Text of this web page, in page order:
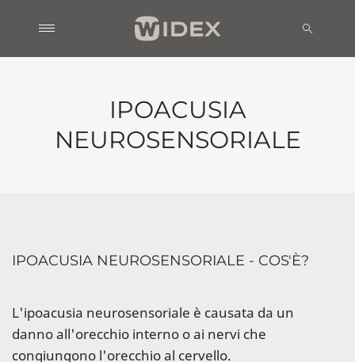
IPOACUSIA
NEUROSENSORIALE
IPOACUSIA NEUROSENSORIALE - COS'È?
L'ipoacusia neurosensoriale è causata da un
danno all'orecchio interno o ai nervi che
congiungono l'orecchio al cervello.